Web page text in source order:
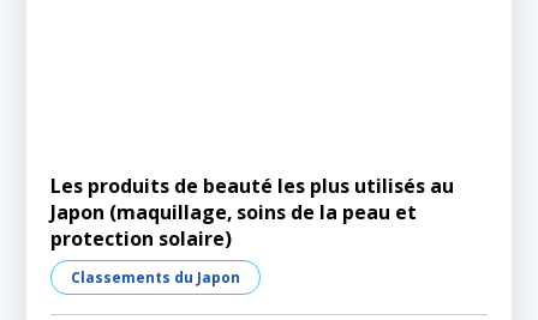
Les produits de beauté les plus utilisés au
Japon (maquillage, soins de la peau et
protection solaire)
Classements du Japon